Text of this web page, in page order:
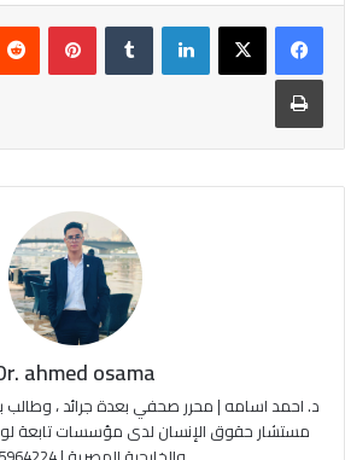
لينكدإن بينتيريست
طباعة
ahmed osama
د. احمد اسامه | محرر صحفي بعدة جرائد ، وطالب
مستشار حقوق الإنسان لدى مؤسسات تابعة